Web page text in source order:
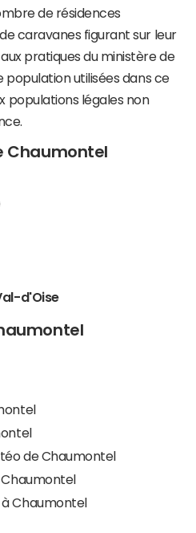
de résidences
caravanes figurant sur leur
pratiques du ministère de
population utilisées dans ce
populations légales non
Chaumontel
d'Oise
de Chaumontel
Chaumontel